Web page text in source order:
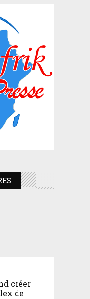
créer
de